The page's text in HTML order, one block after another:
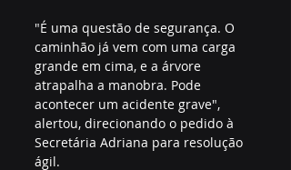
"É uma questão de segurança. O
caminhão já vem com uma carga
grande em cima, e a árvore
atrapalha a manobra. Pode
acontecer um acidente grave",
alertou, direcionando o pedido à
Secretária Adriana para resolução
ágil.